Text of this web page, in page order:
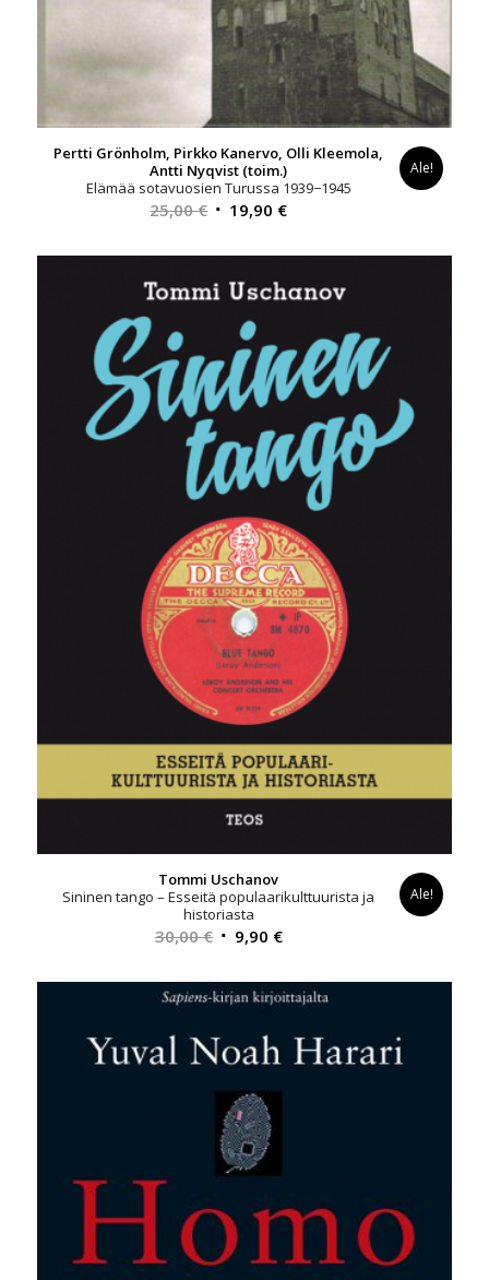
Pertti Grönholm, Pirkko Kanervo, Olli Kleemola,
Antti Nyqvist (toim.)
Elämää sotavuosien Turussa 1939−1945
25,00€ Alkuperäinen
oli:
25,00 €.
19,90 €Nykyinen
on:
19,90 €.
Ale!
Tommi Uschanov
Sininen tango – Esseitä populaarikulttuurista ja
historiasta
30,00€ Alkuperäinen
oli:
30,00 €.
9,90 €Nykyinen
on:
9,90 €.
Ale!